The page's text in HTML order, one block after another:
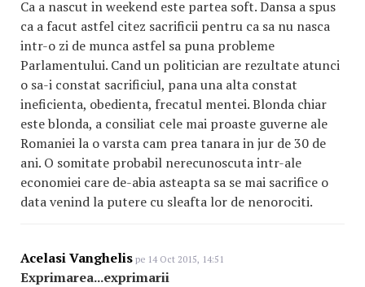
Ca a nascut in weekend este partea soft. Dansa a spus
ca a facut astfel citez sacrificii pentru ca sa nu nasca
intr-o zi de munca astfel sa puna probleme
Parlamentului. Cand un politician are rezultate atunci
o sa-i constat sacrificiul, pana una alta constat
ineficienta, obedienta, frecatul mentei. Blonda chiar
este blonda, a consiliat cele mai proaste guverne ale
Romaniei la o varsta cam prea tanara in jur de 30 de
ani. O somitate probabil nerecunoscuta intr-ale
economiei care de-abia asteapta sa se mai sacrifice o
data venind la putere cu sleafta lor de nenorociti.
Acelasi Vanghelis pe 14 Oct 2015, 14:51
Exprimarea...exprimarii